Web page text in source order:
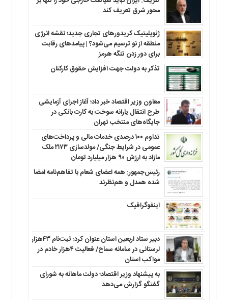
محور شرق تعریف کند
ژئوپلیتیک کریدورهای تجاری جدید؛ نقشه انرژی
منطقه‌ از نو ترسیم می‌شود؟ | پیامدهای رقابت
برای دور زدن تنگه هرمز
تذکر به دولت جهت افزایش حقوق کارکنان ‌
معاون وزیر اقتصاد خبر داد؛ آغاز اجرای آزمایشی
طرح انتقال یارانه سوخت به کارت بانکی در
جایگاه‌های منتخب تهران
تداوم ۱۰۰ درصدی خدمات مالی و پرداخت‌های
عمومی در شرایط جنگی/ مولدسازی ۲۱۷۳ ملک
مازاد به ارزش ۹۰ هزار میلیارد تومان
رئیس‌جمهور: همه اعضای شعام با تفاهم‌نامه امضا
شده همدل و هم‌نظرند
اینفوگرافیک
دبیر ستاد اربعین استان عنوان کرد: ثبت‌نام ۴۳هزار
لرستانی در سامانه سماح/ فعالیت ۴هزار خادم در
مواکب استان
به پیشنهاد وزیر اقتصاد؛ دولت ماهانه به شورای
گفتگو گزارش می‌دهد